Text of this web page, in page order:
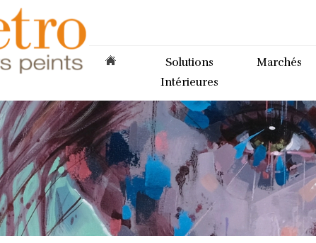
Solutions
Intérieures
Marchés